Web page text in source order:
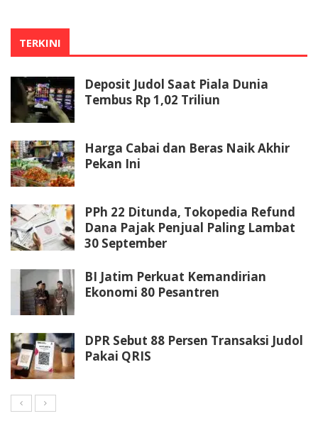
TERKINI
Deposit Judol Saat Piala Dunia
Tembus Rp 1,02 Triliun
Harga Cabai dan Beras Naik Akhir
Pekan Ini
PPh 22 Ditunda, Tokopedia Refund
Dana Pajak Penjual Paling Lambat
30 September
BI Jatim Perkuat Kemandirian
Ekonomi 80 Pesantren
DPR Sebut 88 Persen Transaksi Judol
Pakai QRIS